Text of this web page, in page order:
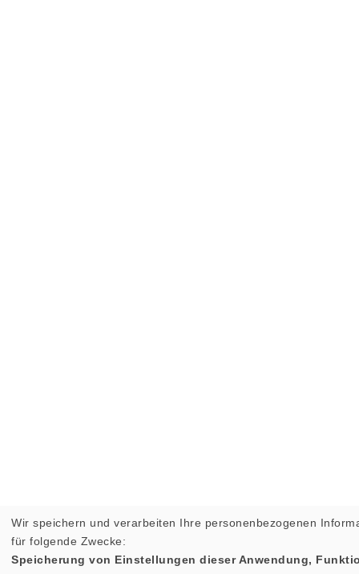
Wir speichern und verarbeiten Ihre personenbezogenen
für folgende Zwecke:
Speicherung von Einstellungen dieser Anwendung,